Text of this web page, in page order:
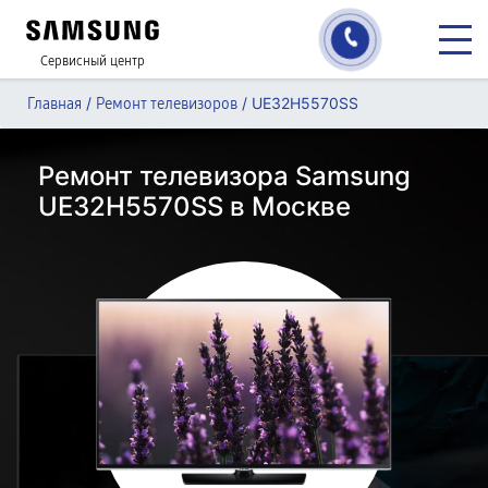
Сервисный центр
Главная / Ремонт телевизоров / UE32H5570SS
Ремонт телевизора Samsung
UE32H5570SS в Москве